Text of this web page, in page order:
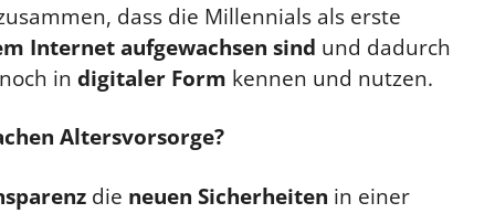
dass die Millennials als erste
Internet aufgewachsen sind und dadurch
in digitaler Form kennen und nutzen.
Altersvorsorge?
die neuen Sicherheiten in einer